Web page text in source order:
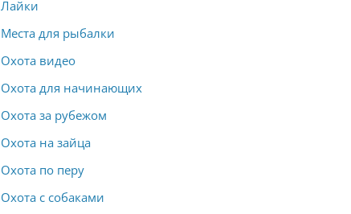
Лайки
Места для рыбалки
Охота видео
Охота для начинающих
Охота за рубежом
Охота на зайца
Охота по перу
Охота с собаками